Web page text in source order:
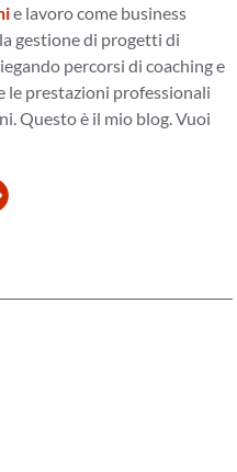
e lavoro come business
gestione di progetti di
percorsi di coaching e
le prestazioni professionali
Questo è il mio blog. Vuoi